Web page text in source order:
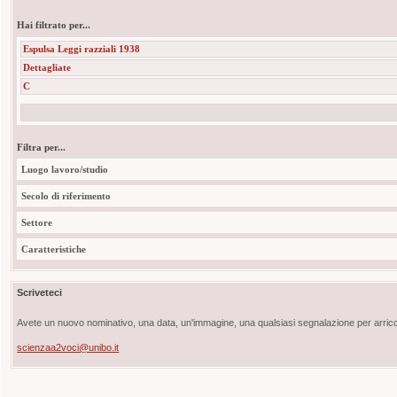
Hai filtrato per...
Espulsa Leggi razziali 1938
Dettagliate
C
Filtra per...
Luogo lavoro/studio
Secolo di riferimento
Settore
Caratteristiche
Scriveteci
Avete un nuovo nominativo, una data, un'immagine, una qualsiasi segnalazione per
scienzaa2voci@unibo.it